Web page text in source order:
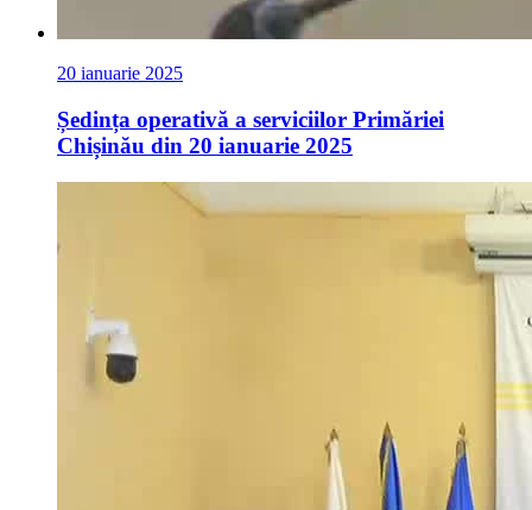
20 ianuarie 2025
Ședința operativă a serviciilor Primăriei
Chișinău din 20 ianuarie 2025